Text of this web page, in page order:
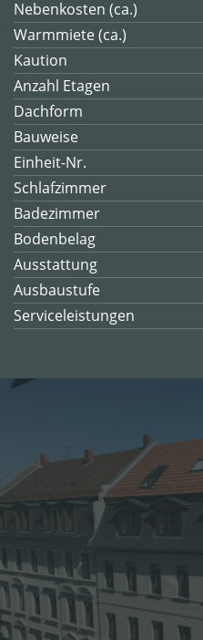
Nebenkosten (ca.)
Warmmiete (ca.)
Kaution
Anzahl Etagen
Dachform
Bauweise
Einheit-Nr.
Schlafzimmer
Badezimmer
Bodenbelag
Ausstattung
Ausbaustufe
Serviceleistungen